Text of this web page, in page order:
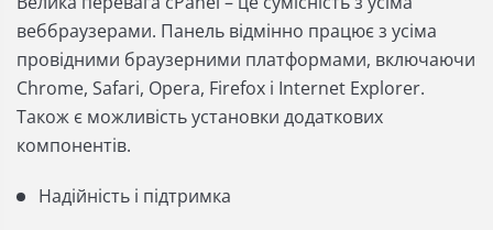
веббраузерами. Панель відмінно працює з усіма
провідними браузерними платформами, включаючи
Chrome, Safari, Opera, Firefox і Internet Explorer.
Також є можливість установки додаткових
компонентів.
Надійність і підтримка